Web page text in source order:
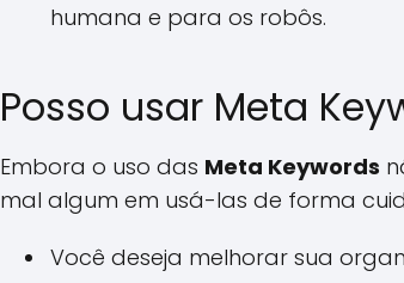
humana e para os robôs.
Posso usar Meta
Embora o uso das Meta Keywords
mal algum em usá-las de forma
Você deseja melhorar sua